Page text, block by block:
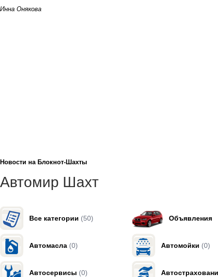
Инна Онякова
Новости на Блoкнoт-Шахты
Автомир Шахт
Все категории (50) Объявления
Автомасла (0) Автомойки (0)
Автосервисы (0)